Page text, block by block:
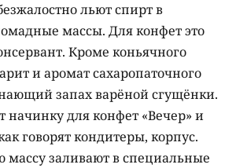
льют спирт в
массы. Для конфет это
Кроме коньячного
и аромат сахаропаточного
запах варёной сгущёнки.
начинку для конфет «Вечер» и
говорят кондитеры, корпус.
массу заливают в специальные